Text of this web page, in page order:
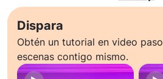
Dispara
Obtén un tutorial en video
escenas contigo mismo.